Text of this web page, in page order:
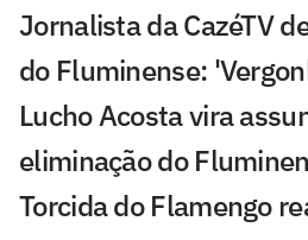
Jornalista da CazéTV
do Fluminense:
Lucho Acosta vira
eliminação do
Torcida do Flamengo